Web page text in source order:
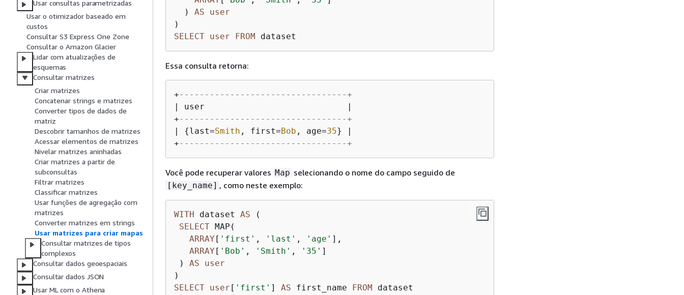
Usar consultas parametrizadas
Usar o otimizador baseado em
custos
Consultar S3 Express One Zone
Consultar o Amazon Glacier
Lidar com atualizações de
esquemas
Consultar matrizes
Criar matrizes
Concatenar strings e matrizes
Converter tipos de dados de
matriz
Descobrir tamanhos de matrizes
Acessar elementos de matrizes
Nivelar matrizes aninhadas
Criar matrizes a partir de
subconsultas
Filtrar matrizes
Classificar matrizes
Usar funções de agregação com
matrizes
Converter matrizes em strings
Usar matrizes para criar mapas
Consultar matrizes de tipos
complexos
Consultar dados geoespaciais
Consultar dados JSON
Usar ML com o Athena
  )
AS
user
SELECT user FROM dataset
Essa consulta retorna:
+---------------------------------+
| user                            |
+---------------------------------+
| {last=Smith , first=Bob , age=35} |
+---------------------------------+
Você pode recuperar valores Map selecionando o nome do campo seguido de
[key_name] , como neste exemplo:
WITH dataset AS (
SELECT MAP(
ARRAY [ 'first' , 'last' , 'age' ],
ARRAY [ 'Bob' , 'Smith' , '35' ]
) AS
user
SELECT user [ 'first' ] AS first_name FROM dataset